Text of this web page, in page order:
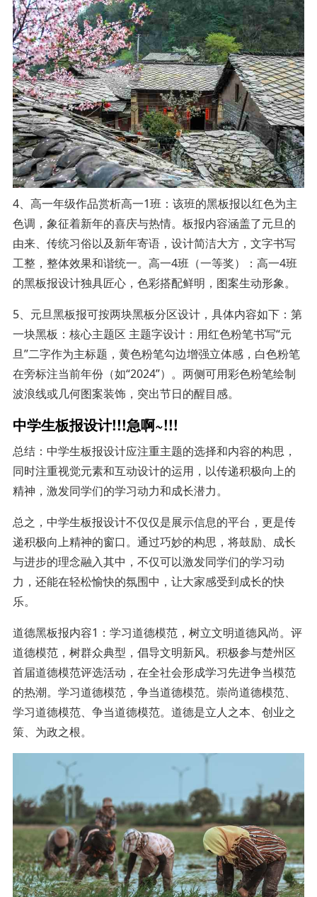
4、高一年级作品赏析高一1班：该班的黑板报以红色为主
色调，象征着新年的喜庆与热情。板报内容涵盖了元旦的
由来、传统习俗以及新年寄语，设计简洁大方，文字书写
工整，整体效果和谐统一。高一4班（一等奖）：高一4班
的黑板报设计独具匠心，色彩搭配鲜明，图案生动形象。
5、元旦黑板报可按两块黑板分区设计，具体内容如下：第
一块黑板：核心主题区 主题字设计：用红色粉笔书写“元
旦”二字作为主标题，黄色粉笔勾边增强立体感，白色粉笔
在旁标注当前年份（如“2024”）。两侧可用彩色粉笔绘制
波浪线或几何图案装饰，突出节日的醒目感。
中学生板报设计!!!急啊~!!!
总结：中学生板报设计应注重主题的选择和内容的构思，
同时注重视觉元素和互动设计的运用，以传递积极向上的
精神，激发同学们的学习动力和成长潜力。
总之，中学生板报设计不仅仅是展示信息的平台，更是传
递积极向上精神的窗口。通过巧妙的构思，将鼓励、成长
与进步的理念融入其中，不仅可以激发同学们的学习动
力，还能在轻松愉快的氛围中，让大家感受到成长的快
乐。
道德黑板报内容1：学习道德模范，树立文明道德风尚。评
道德模范，树群众典型，倡导文明新风。积极参与楚州区
首届道德模范评选活动，在全社会形成学习先进争当模范
的热潮。学习道德模范，争当道德模范。崇尚道德模范、
学习道德模范、争当道德模范。道德是立人之本、创业之
策、为政之根。